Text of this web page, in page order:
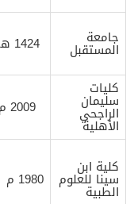
جامعة
المستقبل
كليات
سليمان
الراجحي
الأهلية
كلية ابن
سينا للعلوم
الطبية
1980 م